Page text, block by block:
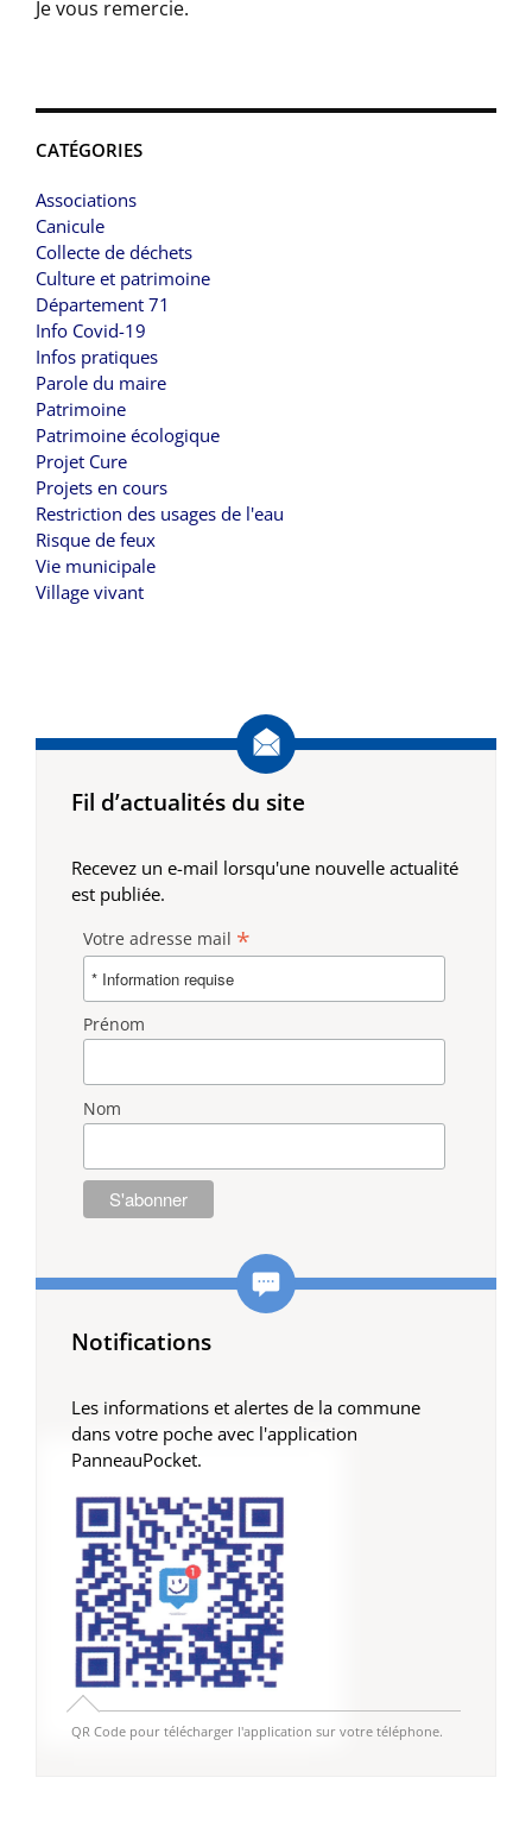
CATÉGORIES
Associations
Canicule
Collecte de déchets
Culture et patrimoine
Département 71
Info Covid-19
Infos pratiques
Parole du maire
Patrimoine
Patrimoine écologique
Projet Cure
Projets en cours
Restriction des usages de l'eau
Risque de feux
Vie municipale
Village vivant
Je vous remercie.
Fil d’actualités du site
Recevez un e-mail lorsqu'une nouvelle actualité
est publiée.
Votre adresse mail *
Prénom
Nom
Notifications
Les informations et alertes de la commune
dans votre poche avec l'application
PanneauPocket.
QR Code pour télécharger l'application sur votre téléphone.